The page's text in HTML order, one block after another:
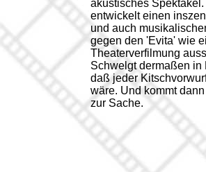
akustisches
entwickelt einen
und auch
gegen den 'Evita' wie
Theaterverfilmung
Schwelgt dermaßen in
daß jeder
wäre. Und kommt
zur Sache.